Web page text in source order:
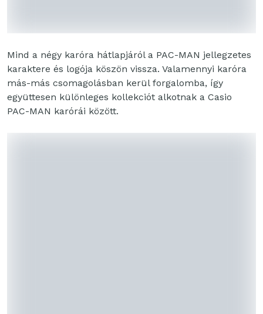
Mind a négy karóra hátlapjáról a PAC-MAN jellegzetes
karaktere és logója köszön vissza. Valamennyi karóra
más-más csomagolásban kerül forgalomba, így
együttesen különleges kollekciót alkotnak a Casio
PAC-MAN karórái között.